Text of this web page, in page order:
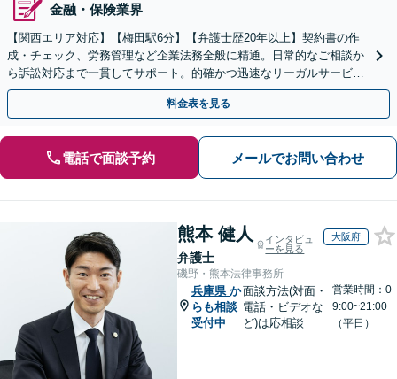
金融・保険業界
【関西エリア対応】【梅田駅6分】【弁護士歴20年以上】契約書の作
成・チェック、労務管理など企業法務全般に精通。日常的なご相談か
ら訴訟対応まで一貫してサポート。的確かつ迅速なリーガルサービス
を提供します。【初回相談可能】【WEB面談可能】
料金表を見る
電話で面談予約 メールでお問い合わせ
熊本 健人
弁護士
インタビュ
ーを見る
大阪府
磯野・熊本法律事務所
兵庫県 か
らも相談
受付中
面談方法(対面・
電話・ビデオな
ど)は応相談
営業時間：0
9:00~21:00
（平日）